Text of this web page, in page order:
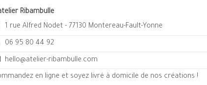
Ribambulle
1 rue Alfred Nodet - 77130 Montereau-Fault-Yonne
06 95 80 44 92
hello@atelier-ribambulle.com
en ligne et soyez livré à domicile de nos créations !